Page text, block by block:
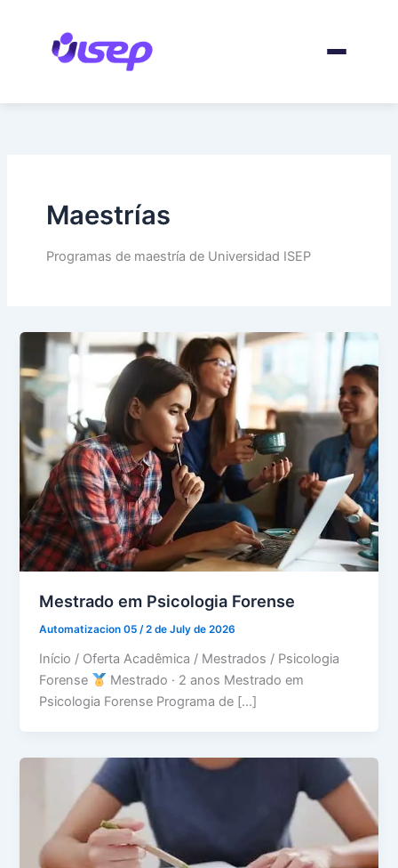
Maestrías
Programas de maestría de Universidad ISEP
Mestrado em Psicologia Forense
Automatizacion 05/2 de July de 2026
Início / Oferta Acadêmica / Mestrados / Psicologia
Forense
Mestrado · 2 anos Mestrado em
Psicologia Forense Programa de […]